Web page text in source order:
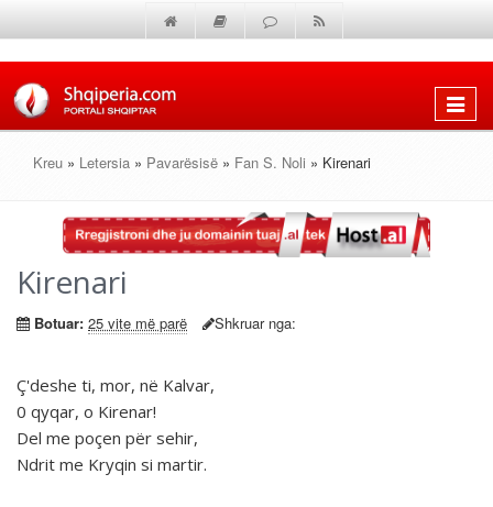
Shfaq
Kreu » Letersia » Pavarësisë » Fan S. Noli » Kirenari
Kirenari
Botuar: 25 vite më parë Shkruar nga:
Ç'deshe ti, mor, në Kalvar,
0 qyqar, o Kirenar!
Del me poçen për sehir,
Ndrit me Kryqin si martir.